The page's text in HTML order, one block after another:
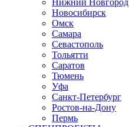
Нижний Новгород
Новосибирск
Омск
Самара
Севастополь
Тольятти
Саратов
Тюмень
Уфа
Санкт-Петербург
Ростов-на-Дону
Пермь